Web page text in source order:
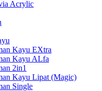
Acrylic
Kayu EXtra
Kayu ALfa
2in1
Kayu Lipat (Magic)
Single